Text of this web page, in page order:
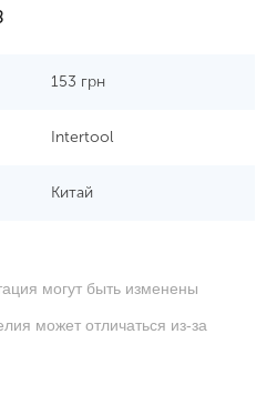
153 грн
Intertool
Китай
могут быть изменены
может отличаться из-за